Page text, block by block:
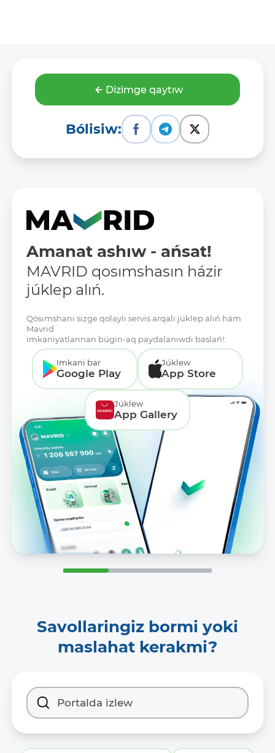
Dizimge qaytıw
Bólisiw:
Amanat ashıw - ańsat!
MAVRID qosımshasın házir
júklep alıń.
Qosımshanı sizge qolaylı servis arqalı júklep alıń hám
Mavrid
imkaniyatlarınan búgin-aq paydalanıwdı baslań!:
Imkani bar
Google Play
Júklew
App Store
Júklew
App Gallery
Savollaringiz bormi yoki
maslahat kerakmi?